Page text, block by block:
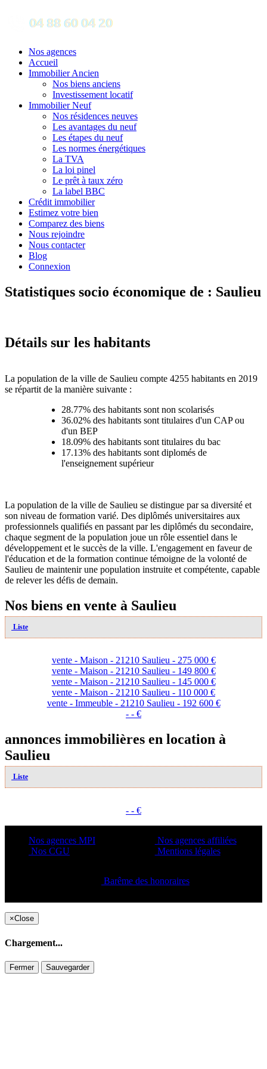
Nos agences
Accueil
Immobilier Ancien
Nos biens anciens
Investissement locatif
Immobilier Neuf
Nos résidences neuves
Les avantages du neuf
Les étapes du neuf
Les normes énergétiques
La TVA
La loi pinel
Le prêt à taux zéro
La label BBC
Crédit immobilier
Estimez votre bien
Comparez des biens
Nous rejoindre
Nous contacter
Blog
Connexion
Statistiques socio économique de : Saulieu
Détails sur les habitants
La population de la ville de Saulieu compte 4255 habitants en 2019
se répartit de la manière suivante :
28.77% des habitants sont non scolarisés
36.02% des habitants sont titulaires d'un CAP ou
d'un BEP
18.09% des habitants sont titulaires du bac
17.13% des habitants sont diplomés de
l'enseignement supérieur
La population de la ville de Saulieu se distingue par sa diversité et
son niveau de formation varié. Des diplômés universitaires aux
professionnels qualifiés en passant par les diplômés du secondaire,
chaque segment de la population joue un rôle essentiel dans le
développement et le succès de la ville. L'engagement en faveur de
l'éducation et de la formation continue témoigne de la volonté de
Saulieu de maintenir une population instruite et compétente, capable
de relever les défis de demain.
Nos biens en vente à Saulieu
Liste
vente - Maison - 21210 Saulieu - 275 000 €
vente - Maison - 21210 Saulieu - 149 800 €
vente - Maison - 21210 Saulieu - 145 000 €
vente - Maison - 21210 Saulieu - 110 000 €
vente - Immeuble - 21210 Saulieu - 192 600 €
- - €
annonces immobilières en location à
Saulieu
Liste
- - €
Nos agences MPI
Nos CGU
Nos agences affiliées
Mentions légales
Barême des honoraires
×Close
Chargement...
Fermer Sauvegarder